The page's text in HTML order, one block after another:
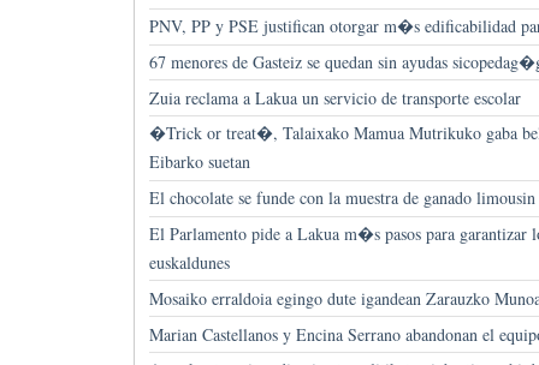
PNV, PP y PSE justifican otorgar m�s edificabilidad
67 menores de Gasteiz se quedan sin ayudas
Zuia reclama a Lakua un servicio de transporte escolar
�Trick or treat�, Talaixako Mamua Mutrikuko gaba
Eibarko suetan
El chocolate se funde con la muestra de ganado
El Parlamento pide a Lakua m�s pasos para garantizar
euskaldunes
Mosaiko erraldoia egingo dute igandean Zarauzko
Marian Castellanos y Encina Serrano abandonan el